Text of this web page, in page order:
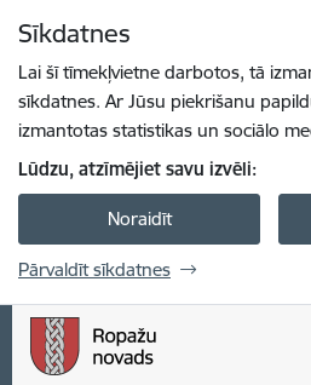
Sīkdatnes
Lai šī tīmekļvietne darbotos, tā
sīkdatnes. Ar Jūsu piekrišanu
izmantotas statistikas un sociālo
Lūdzu, atzīmējiet savu izvēli:
Noraidīt
Pārvaldīt sīkdatnes